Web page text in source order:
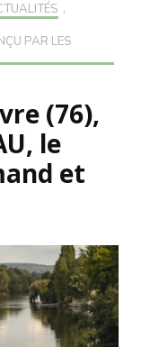
,
PAR LES
(76),
le
et